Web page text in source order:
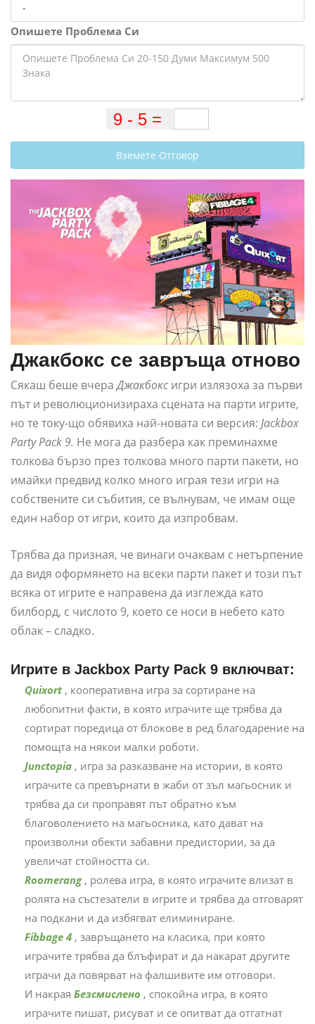
Опишете Проблема Си
Вземете Отговор
Джакбокс се завръща отново
Сякаш беше вчераДжакбокс игри излязоха за първи
път и революционизираха сцената на парти игрите,
но те току-що обявиха най-новата си версия: Jackbox
Party Pack 9. Не мога да разбера как преминахме
толкова бързо през толкова много парти пакети, но
имайки предвид колко много играя тези игри на
собствените си събития, се вълнувам, че имам още
един набор от игри, които да изпробвам.
Трябва да призная, че винаги очаквам с нетърпение
да видя оформянето на всеки парти пакет и този път
всяка от игрите е направена да изглежда като
билборд, с числото 9, което се носи в небето като
облак – сладко.
Игрите в Jackbox Party Pack 9 включват:
Quixort , кооперативна игра за сортиране на
любопитни факти, в която играчите ще трябва да
сортират поредица от блокове в ред благодарение на
помощта на някои малки роботи.
Junctopia , игра за разказване на истории, в която
играчите са превърнати в жаби от зъл магьосник и
трябва да си проправят път обратно към
благоволението на магьосника, като дават на
произволни обекти забавни предистории, за да
увеличат стойността си.
Roomerang , ролева игра, в която играчите влизат в
ролята на състезатели в игрите и трябва да отговарят
на подкани и да избягват елиминиране.
Fibbage 4 , завръщането на класика, при която
играчите трябва да блъфират и да накарат другите
играчи да повярват на фалшивите им отговори.
И накрая Безсмислено , спокойна игра, в която
играчите пишат, рисуват и се опитват да отгатнат